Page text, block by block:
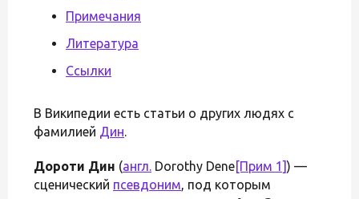
Примечания
Литература
Ссылки
В Википедии есть статьи о других людях с
фамилией Дин.
Дороти Дин (англ. Dorothy Dene[Прим 1]) —
сценический псевдоним, под которым